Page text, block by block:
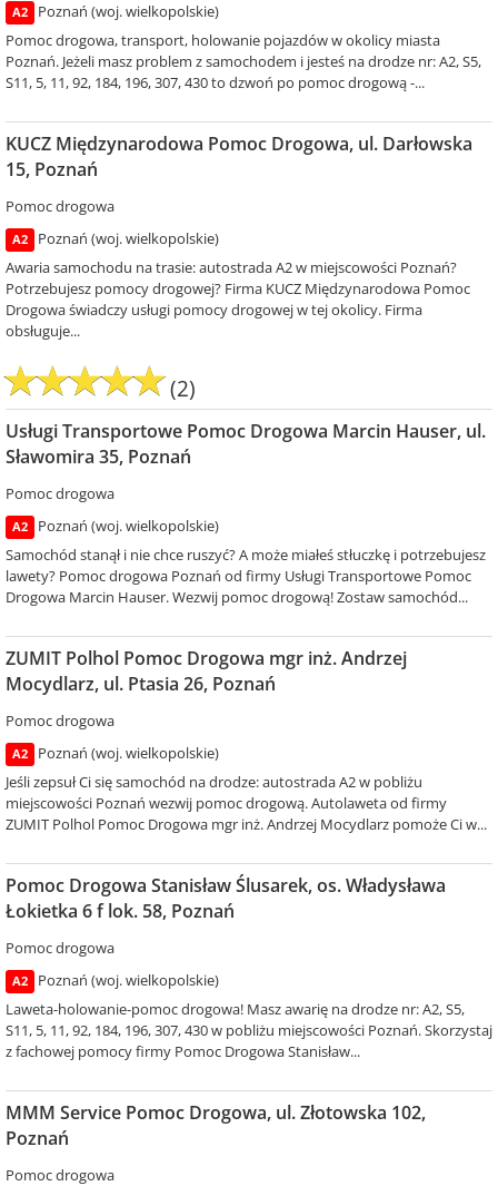
A2
Poznań (woj. wielkopolskie)
Pomoc drogowa, transport, holowanie pojazdów w okolicy miasta
Poznań. Jeżeli masz problem z samochodem i jesteś na drodze nr: A2, S5,
S11, 5, 11, 92, 184, 196, 307, 430 to dzwoń po pomoc drogową -...
KUCZ Międzynarodowa Pomoc Drogowa, ul. Darłowska
15, Poznań
Pomoc drogowa
A2
Poznań (woj. wielkopolskie)
Awaria samochodu na trasie: autostrada A2 w miejscowości Poznań?
Potrzebujesz pomocy drogowej? Firma KUCZ Międzynarodowa Pomoc
Drogowa świadczy usługi pomocy drogowej w tej okolicy. Firma
obsługuje...
(2)
Usługi Transportowe Pomoc Drogowa Marcin Hauser, ul.
Sławomira 35, Poznań
Pomoc drogowa
A2
Poznań (woj. wielkopolskie)
Samochód stanął i nie chce ruszyć? A może miałeś stłuczkę i potrzebujesz
lawety? Pomoc drogowa Poznań od firmy Usługi Transportowe Pomoc
Drogowa Marcin Hauser. Wezwij pomoc drogową! Zostaw samochód...
ZUMIT Polhol Pomoc Drogowa mgr inż. Andrzej
Mocydlarz, ul. Ptasia 26, Poznań
Pomoc drogowa
A2
Poznań (woj. wielkopolskie)
Jeśli zepsuł Ci się samochód na drodze: autostrada A2 w pobliżu
miejscowości Poznań wezwij pomoc drogową. Autolaweta od firmy
ZUMIT Polhol Pomoc Drogowa mgr inż. Andrzej Mocydlarz pomoże Ci w...
Pomoc Drogowa Stanisław Ślusarek, os. Władysława
Łokietka 6 f lok. 58, Poznań
Pomoc drogowa
A2
Poznań (woj. wielkopolskie)
Laweta-holowanie-pomoc drogowa! Masz awarię na drodze nr: A2, S5,
S11, 5, 11, 92, 184, 196, 307, 430 w pobliżu miejscowości Poznań. Skorzystaj
z fachowej pomocy firmy Pomoc Drogowa Stanisław...
MMM Service Pomoc Drogowa, ul. Złotowska 102,
Poznań
Pomoc drogowa